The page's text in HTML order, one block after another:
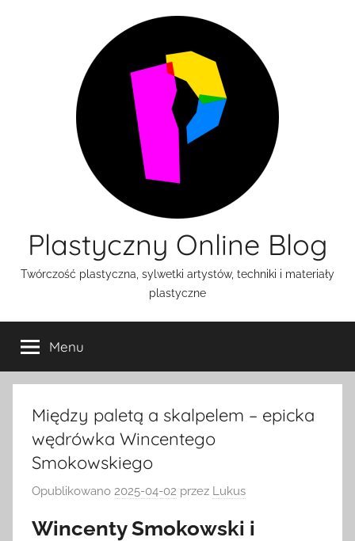
Plastyczny Online Blog
Twórczość plastyczna, sylwetki artystów, techniki i materiały
plastyczne
Menu
Między paletą a skalpelem – epicka
wędrówka Wincentego
Smokowskiego
Opublikowano 2025-04-02 przez Lukus
Wincenty Smokowski i